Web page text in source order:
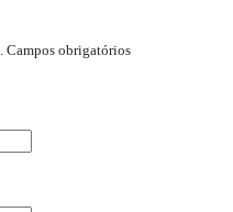
Campos obrigatórios